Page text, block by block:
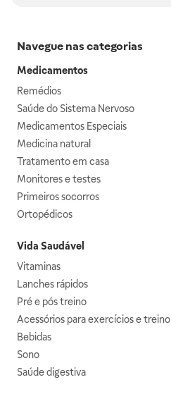
Navegue nas categorias
Medicamentos
Remédios
Saúde do Sistema Nervoso
Medicamentos Especiais
Medicina natural
Tratamento em casa
Monitores e testes
Primeiros socorros
Ortopédicos
Vida Saudável
Vitaminas
Lanches rápidos
Pré e pós treino
Acessórios para exercícios e treino
Bebidas
Sono
Saúde digestiva